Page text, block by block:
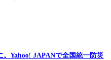
Yahoo! JAPANで全国統一防災